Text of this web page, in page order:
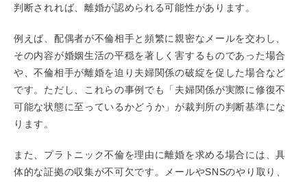
判断されれば、離婚が認められる可能性があります。
例えば、配偶者が不倫相手と頻繁に親密なメールを交わし、
その内容が婚姻生活の平穏を著しく害するものであった場合
や、不倫相手が離婚を迫り夫婦関係の破綻を促した場合など
です。ただし、これらの事例でも「夫婦関係が実際に修復不
可能な状態に至っているかどうか」が裁判所の判断基準にな
ります。
また、プラトニック不倫を理由に離婚を求める場合には、具
体的な証拠の収集が不可欠です。メールやSNSのやり取り、